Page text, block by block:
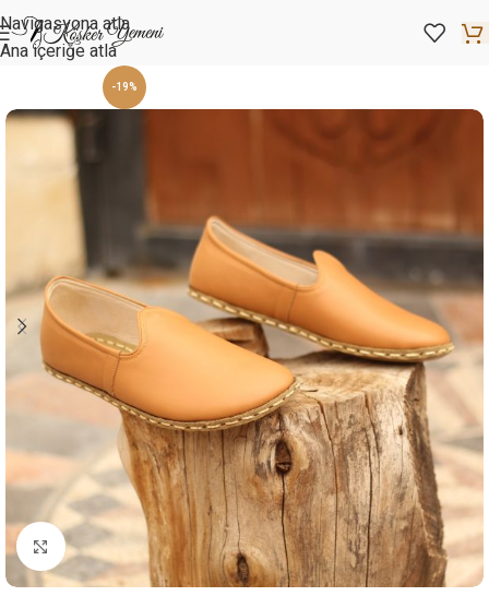
Navigasyona atla
Ana içeriğe atla
-19%
Resmi büyütmek için tıklayın